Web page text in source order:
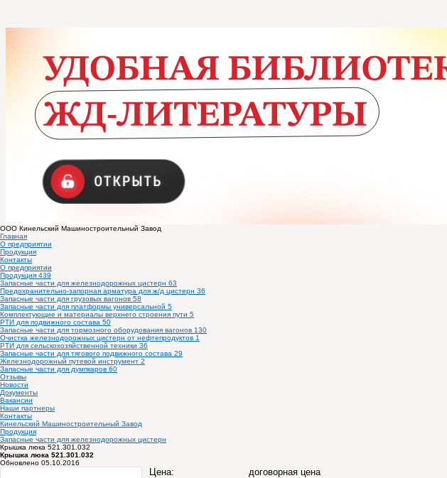
ООО Кинельский Машиностроительный Завод
Главная
О предприятии
Продукция
Контакты
О предприятии
Продукция 439
Запасные части для железнодорожных цистерн 63
Предохранительно-запорная арматура для ж/д цистерн 36
Запасные части для грузовых вагонов 58
Запасные части для платформы универсальной 5
Комплектующие и материалы верхнего строения пути 5
РТИ для подвижного состава 50
Запасные части для тормозного оборудования вагонов 130
Очистка железнодорожных цистерн от нефтепродуктов 1
РТИ для сельскохозяйственной техники 36
Запасные части для тягового подвижного состава 29
Железнодорожный путевой инструмент 2
Запасные части для думпкаров 60
Отзывы
Новости
Документы
Вакансии
Наши партнеры
Контакты
Кинельский Машиностроительный Завод
Продукция
Запасные части для железнодорожных цистерн
Крышка люка 521.301.032
Крышка люка 521.301.032
Обновлено 05.10.2016
Цена:
договорная цена